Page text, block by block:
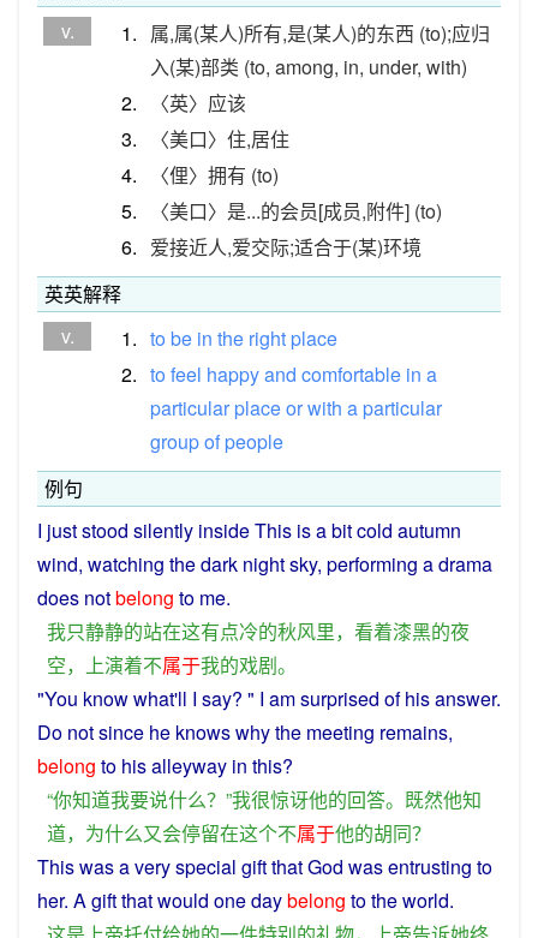
v.
1. 属,属(某人)所有,是(某人)的东西 (to);应归
入(某)部类 (to, among, in, under, with)
2.
〈英〉应该
3.
〈美口〉住,居住
4.
〈俚〉拥有 (to)
5.
〈美口〉是...的会员[成员,附件] (to)
6. 爱接近人,爱交际;适合于(某)环境
英英解释
v.
1. to be in the right place
2. to feel happyand comfortable in a
particular placeorwith a particular
groupof people
例句
I juststood silently insideThis is a bitcold autumn
wind, watching thedark night sky, performing adrama
does notbelong to me.
我只静静的站在这有点冷的秋风里， 看着漆黑的夜
空， 上演着不属于我的戏剧。
"You knowwhat'll I say? " I amsurprised ofhisanswer.
Do notsince he knowswhythe meeting remains,
belong to hisalleyway in this?
“你知道我要说什么？”我很惊讶他的回答。 既然他知
道， 为什么又会停留在这个不属于他的胡同？
Thiswasa very special giftthatGod was entrusting to
her. Agiftthatwould onedaybelong totheworld.